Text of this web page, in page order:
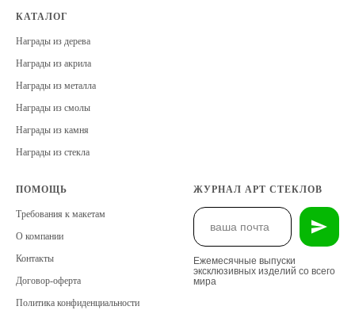
КАТАЛОГ
Награды из дерева
Награды из акрила
Награды из металла
Награды из смолы
Награды из камня
Награды из стекла
ПОМОЩЬ
Требования к макетам
О компании
Контакты
Договор-оферта
Политика конфиденциальности
ЖУРНАЛ АРТ СТЕКЛОВ
Ежемесячные выпуски
эксклюзивных изделий со всего
мира